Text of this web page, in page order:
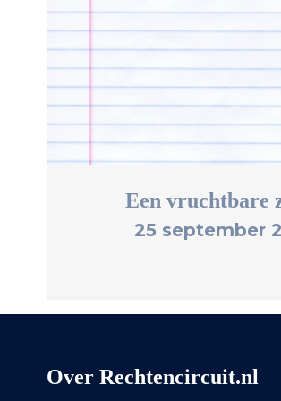
Een vruchtbare
25 september
Over Rechtencircuit.nl